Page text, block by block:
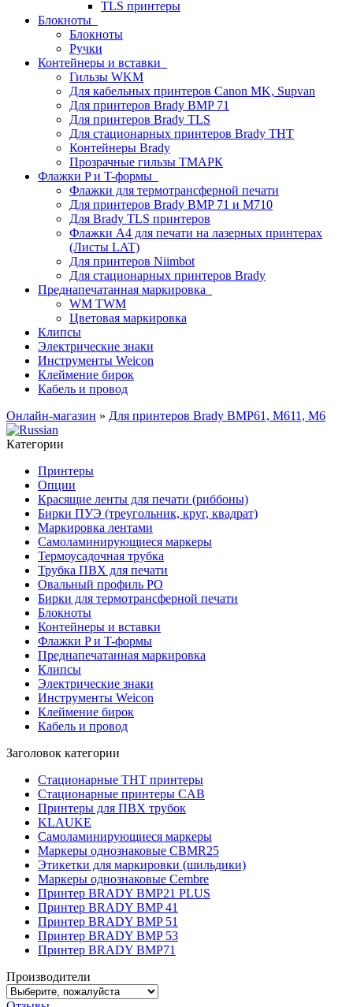
TLS принтеры
Блокноты
Блокноты
Ручки
Контейнеры и вставки
Гильзы WKM
Для кабельных принтеров Canon MK, Supvan
Для принтеров Brady BMP 71
Для принтеров Brady TLS
Для стационарных принтеров Brady THT
Контейнеры Brady
Прозрачные гильзы ТМАРК
Флажки P и T-формы
Флажки для термотрансферной печати
Для принтеров Brady BMP 71 и M710
Для Brady TLS принтеров
Флажки A4 для печати на лазерных принтерах
(Листы LAT)
Для принтеров Niimbot
Для стационарных принтеров Brady
Преднапечатанная маркировка
WM TWM
Цветовая маркировка
Клипсы
Электрические знаки
Инструменты Weicon
Клеймение бирок
Кабель и провод
Онлайн-магазин » Для принтеров Brady BMP61, M611, M6
Категории
Принтеры
Опции
Красящие ленты для печати (риббоны)
Бирки ПУЭ (треугольник, круг, квадрат)
Маркировка лентами
Самоламинирующиеся маркеры
Термоусадочная трубка
Трубка ПВХ для печати
Овальный профиль PO
Бирки для термотрансферной печати
Блокноты
Контейнеры и вставки
Флажки P и T-формы
Преднапечатанная маркировка
Клипсы
Электрические знаки
Инструменты Weicon
Клеймение бирок
Кабель и провод
Заголовок категории
Стационарные THT принтеры
Стационарные принтеры CAB
Принтеры для ПВХ трубок
KLAUKE
Самоламинирующиеся маркеры
Маркеры однознаковые CBMR25
Этикетки для маркировки (шильдики)
Маркеры однознаковые Cembre
Принтер BRADY BMP21 PLUS
Принтер BRADY BMP 41
Принтер BRADY BMP 51
Принтер BRADY BMP 53
Принтер BRADY BMP71
Производители